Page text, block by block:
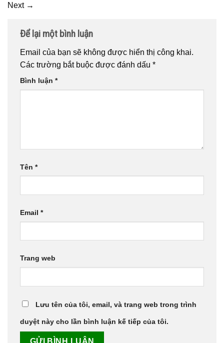
Next →
Để lại một bình luận
Email của bạn sẽ không được hiển thị công khai.
Các trường bắt buộc được đánh dấu *
Bình luận *
Tên *
Email *
Trang web
Lưu tên của tôi, email, và trang web trong trình
duyệt này cho lần bình luận kế tiếp của tôi.